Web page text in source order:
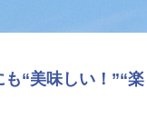
“美味しい！”“